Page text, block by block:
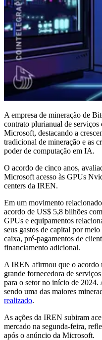
A empresa de mineração de
contrato plurianual de
Microsoft, destacando a
tradicional de mineração e as
poder de computação em IA.
O acordo de cinco anos,
Microsoft acesso às GPUs
centers da IREN.
Em um movimento
acordo de US$ 5,8 bilhões
GPUs e equipamentos
seus gastos de capital por
caixa, pré-pagamentos de
financiamento adicional.
A IREN afirmou que o acordo
grande fornecedora de
para o setor no início de
sendo uma das maiores
realizado.
As ações da IREN subiram
mercado na segunda-feira,
após o anúncio da Microsoft.